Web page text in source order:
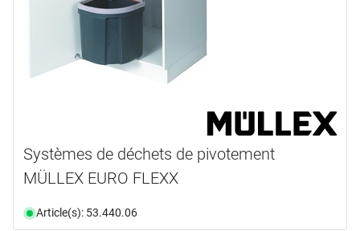
Systèmes de déchets de pivotement
MÜLLEX EURO FLEXX
Article(s): 53.440.06